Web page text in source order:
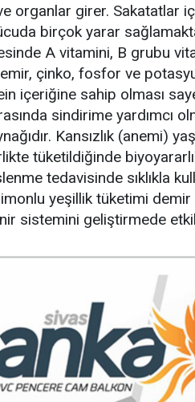
organlar girer. Sakatatlar
birçok yarar
A vitamini, B grubu
çinko, fosfor ve
içeriğine sahip olması
sindirime yardımcı
Kansızlık (anemi)
tüketildiğinde
tedavisinde sıklıkla
yeşillik tüketimi demir
sistemini geliştirmede